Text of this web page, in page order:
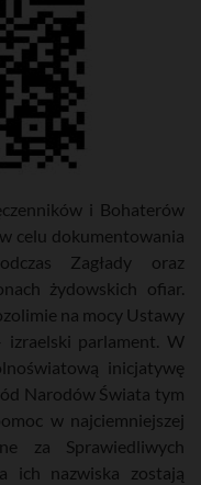
i Bohaterów
celu dokumentowania
Zagłady oraz
żydowskich ofiar.
na mocy Ustawy
izraelski parlament. W
inicjatywę
Narodów Świata tym
w najciemniejszej
za Sprawiedliwych
ich nazwiska zostają